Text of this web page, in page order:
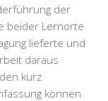
der
beider Lernorte
lieferte und
daraus
kurz
können